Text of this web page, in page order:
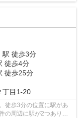
駅 徒歩3分
徒歩4分
徒歩25分
丁目1-20
徒歩3分の位置に駅があ
の周辺に駅が2つあり、